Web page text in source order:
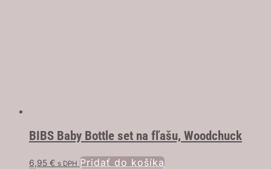
BIBS Baby Bottle set na fľašu, Woodchuck
6,95 € s DPH Pridať do košíka